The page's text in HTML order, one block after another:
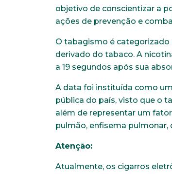
objetivo de conscientizar a
ações de prevenção e
O tabagismo é categorizado
derivado do tabaco. A
a 19 segundos após sua
A data foi instituída como
pública do país, visto que o
além de representar um
pulmão, enfisema pulmonar,
Atenção:
Atualmente, os cigarros